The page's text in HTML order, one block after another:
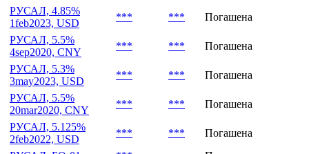
РУСАЛ, 4.85%
1feb2023, USD
*** ***
Погашена
РУСАЛ, 5.5%
4sep2020, CNY
*** ***
Погашена
РУСАЛ, 5.3%
3may2023, USD
*** ***
Погашена
РУСАЛ, 5.5%
20mar2020, CNY
*** ***
Погашена
РУСАЛ, 5.125%
2feb2022, USD
*** ***
Погашена